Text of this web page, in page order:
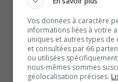
ressources matérielles,
transport scolaire au
cette rentrée scolaire.
Avec des milliers
l’école, la porte-parole
Vos données à caractère
informations liées à votre
uniques et autres types
et consultées par 66
ou utilisées
nous-mêmes sommes
géolocalisation précises.